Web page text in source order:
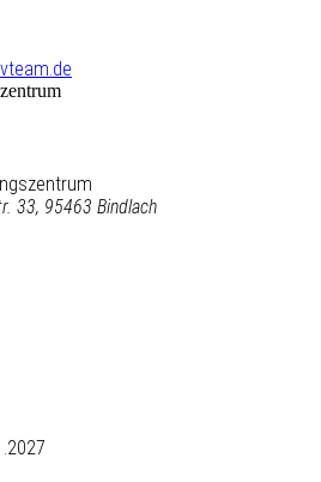
33, 95463 Bindlach